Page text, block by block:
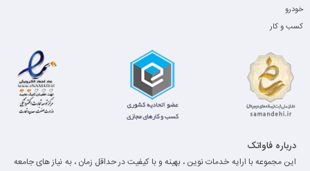
خودرو
کسب و کار
درباره فاواتک
این مجموعه با ارایه خدمات نوین ، بهینه و با کیفیت در حداقل زمان ، به نیاز های جامعه